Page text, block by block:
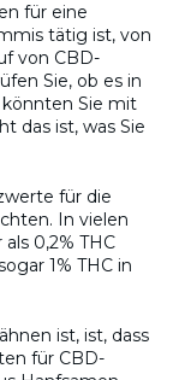
für eine
tätig ist, von
von CBD-
Sie, ob es in
Sie mit
das ist, was Sie
für die
In vielen
0,2% THC
1% THC in
ist, ist, dass
für CBD-